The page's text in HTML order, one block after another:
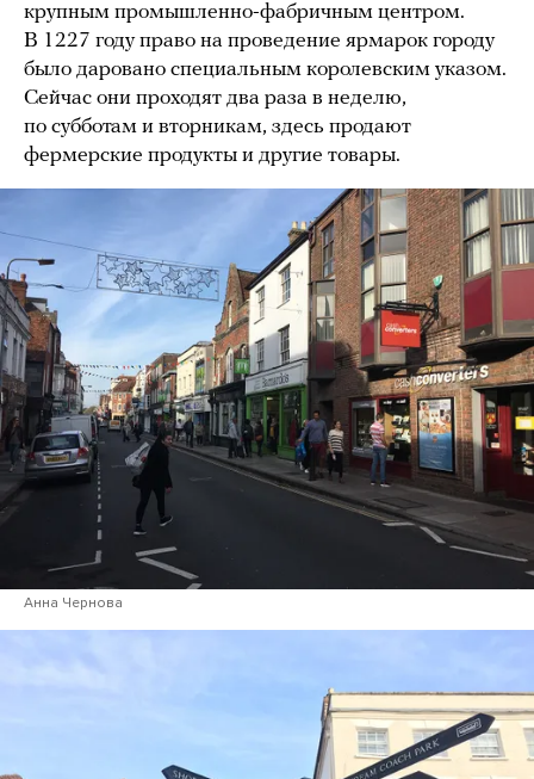
крупным промышленно-фабричным центром.
В 1227 году право на проведение ярмарок городу
было даровано специальным королевским указом.
Сейчас они проходят два раза в неделю,
по субботам и вторникам, здесь продают
фермерские продукты и другие товары.
Анна Чернова